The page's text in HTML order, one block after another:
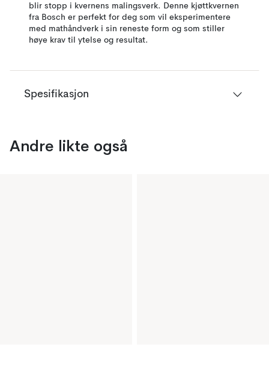
blir stopp i kvernens malingsverk. Denne kjøttkvernen
fra Bosch er perfekt for deg som vil eksperimentere
med mathåndverk i sin reneste form og som stiller
høye krav til ytelse og resultat.
Spesifikasjon
Andre likte også